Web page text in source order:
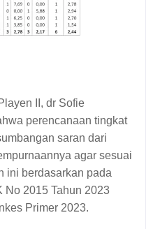
II, dr Sofie
perencanaan tingkat
saran dari
agar sesuai
ini berdasarkan pada
No 2015 Tahun 2023
Primer 2023.